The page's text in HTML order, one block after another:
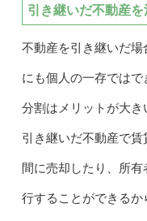
引き継いだ不動産
不動産を引き継いだ
にも個人の一存では
分割はメリットが大き
引き継いだ不動産で
間に売却したり、所
行することができるか